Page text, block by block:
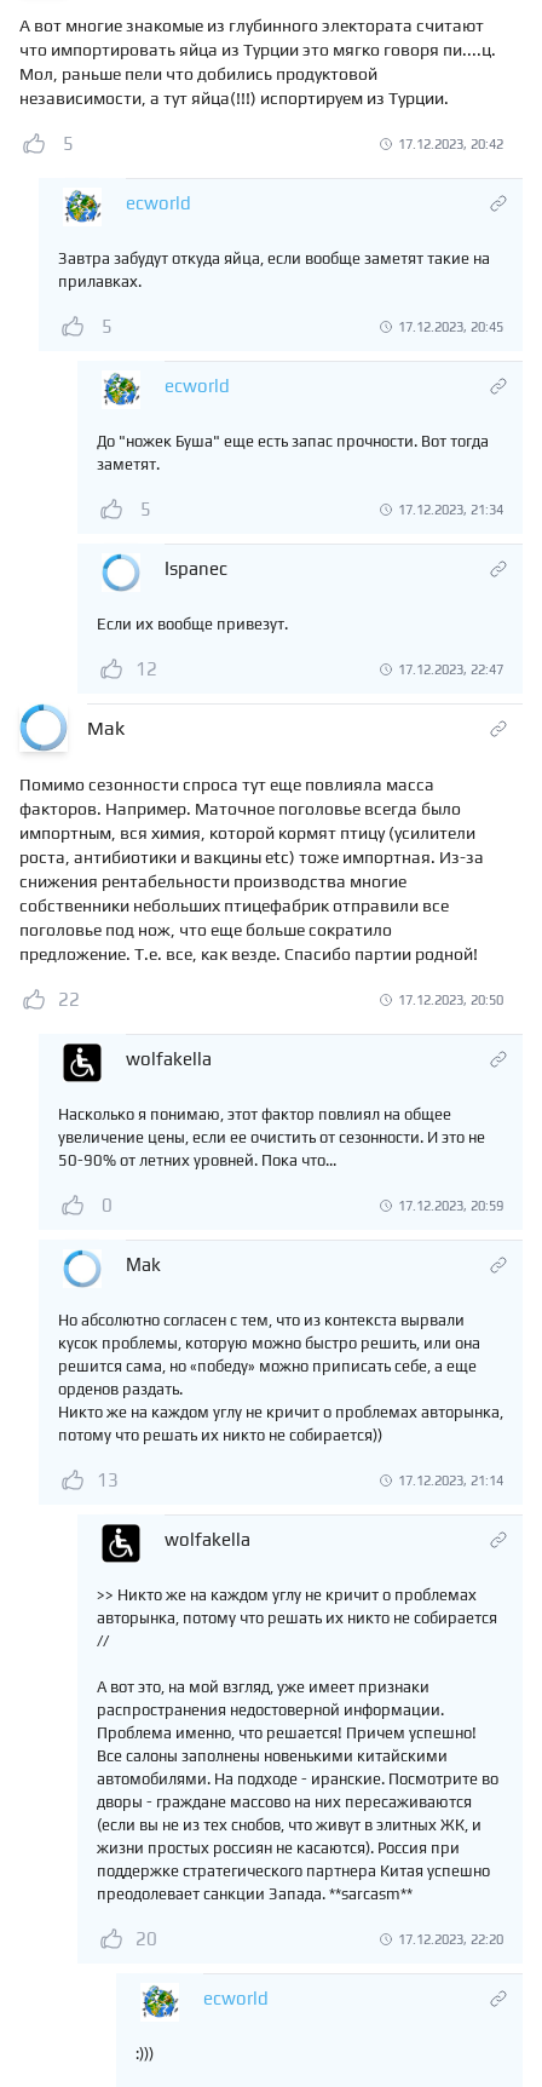
А вот многие знакомые из глубинного электората считают
что импортировать яйца из Турции это мягко говоря пи....ц.
Мол, раньше пели что добились продуктовой
независимости, а тут яйца(!!!) испортируем из Турции.
5 17.12.2023, 20:42
ecworld
Завтра забудут откуда яйца, если вообще заметят такие на
прилавках.
5 17.12.2023, 20:45
ecworld
До "ножек Буша" еще есть запас прочности. Вот тогда
заметят.
5 17.12.2023, 21:34
Ispanec
Если их вообще привезут.
12 17.12.2023, 22:47
Mak
Помимо сезонности спроса тут еще повлияла масса
факторов. Например. Маточное поголовье всегда было
импортным, вся химия, которой кормят птицу (усилители
роста, антибиотики и вакцины etc) тоже импортная. Из-за
снижения рентабельности производства многие
собственники небольших птицефабрик отправили все
поголовье под нож, что еще больше сократило
предложение. Т.е. все, как везде. Спасибо партии родной!
22 17.12.2023, 20:50
wolfakella
Насколько я понимаю, этот фактор повлиял на общее
увеличение цены, если ее очистить от сезонности. И это не
50-90% от летних уровней. Пока что...
0 17.12.2023, 20:59
Mak
Но абсолютно согласен с тем, что из контекста вырвали
кусок проблемы, которую можно быстро решить, или она
решится сама, но «победу» можно приписать себе, а еще
орденов раздать.
Никто же на каждом углу не кричит о проблемах авторынка,
потому что решать их никто не собирается))
13 17.12.2023, 21:14
wolfakella
>> Никто же на каждом углу не кричит о проблемах
авторынка, потому что решать их никто не собирается
//
А вот это, на мой взгляд, уже имеет признаки
распространения недостоверной информации.
Проблема именно, что решается! Причем успешно!
Все салоны заполнены новенькими китайскими
автомобилями. На подходе - иранские. Посмотрите во
дворы - граждане массово на них пересаживаются
(если вы не из тех снобов, что живут в элитных ЖК, и
жизни простых россиян не касаются). Россия при
поддержке стратегического партнера Китая успешно
преодолевает санкции Запада. **sarcasm**
20 17.12.2023, 22:20
ecworld
:)))